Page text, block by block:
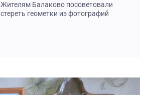
Жителям Балаково посоветовали
стереть геометки из фотографий